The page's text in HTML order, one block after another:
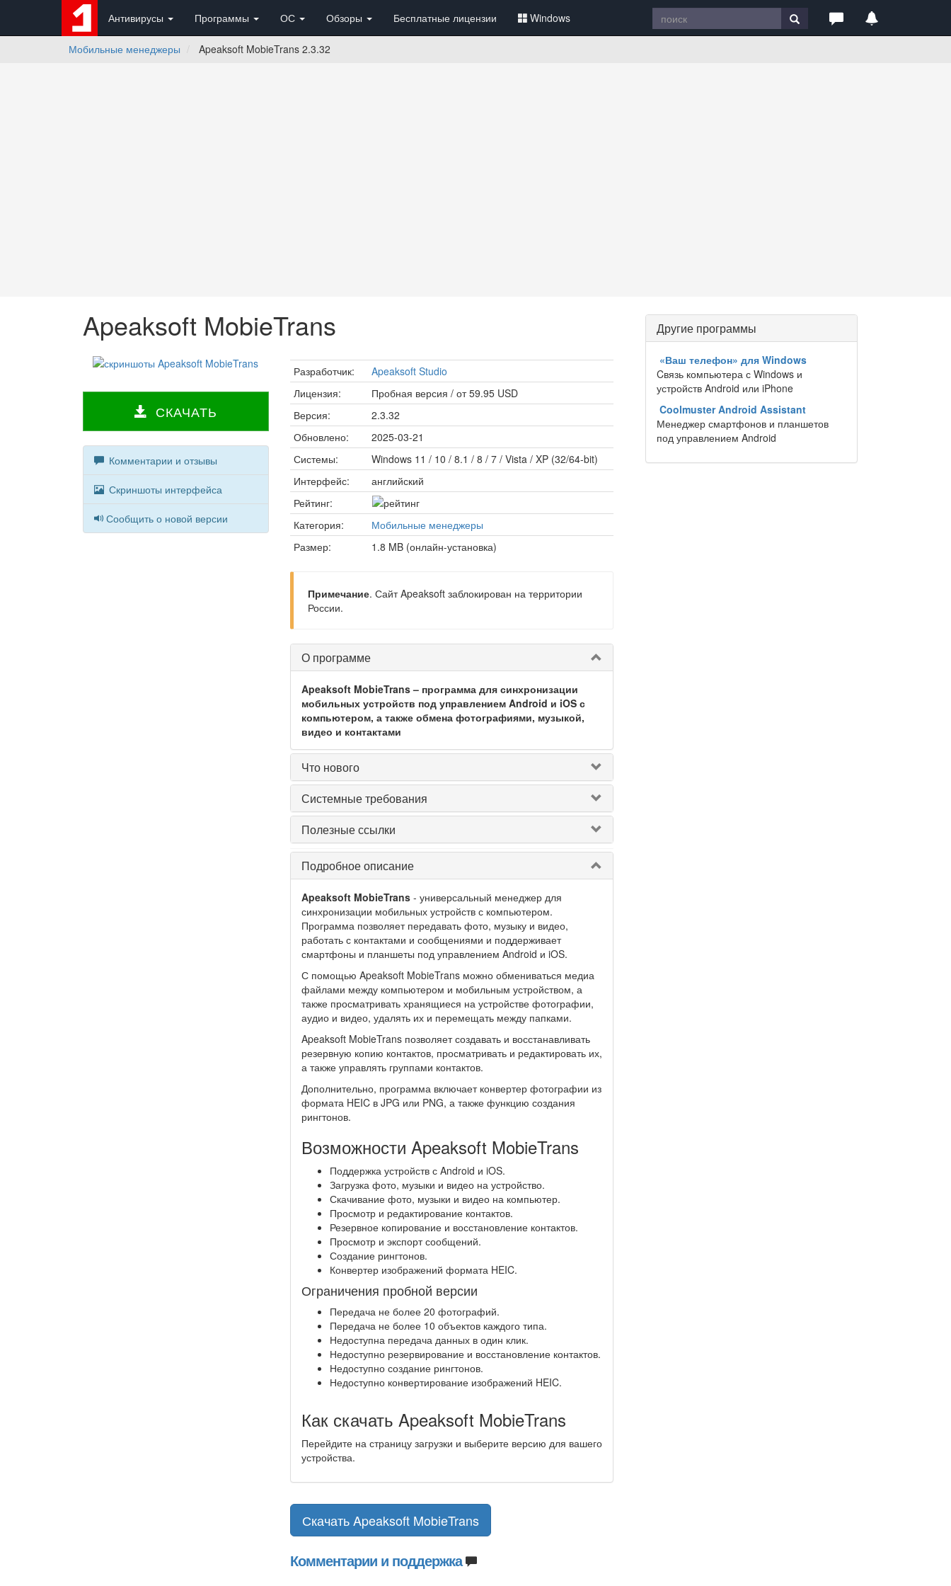
Антивирусы Программы ОС Обзоры Бесплатные лицензии Windows
Мобильные менеджеры Apeaksoft MobieTrans 2.3.32
Apeaksoft MobieTrans
СКАЧАТЬ
Комментарии и отзывы
Скриншоты интерфейса
Сообщить о новой версии
Разработчик:
Apeaksoft Studio
Лицензия:
Пробная версия / от 59.95 USD
Версия:
2.3.32
Обновлено:
2025-03-21
Системы:
Windows 11 / 10 / 8.1 / 8 / 7 / Vista / XP (32/64-bit)
Интерфейс:
английский
Рейтинг:
Категория:
Мобильные менеджеры
Размер:
1.8 MB (онлайн-установка)
Примечание. Сайт Apeaksoft заблокирован на территории
России.
О программе
Apeaksoft MobieTrans – программа для синхронизации
мобильных устройств под управлением Android и iOS с
компьютером, а также обмена фотографиями, музыкой,
видео и контактами
Что нового
Системные требования
Полезные ссылки
Подробное описание
Apeaksoft MobieTrans- универсальный менеджер для
синхронизации мобильных устройств с компьютером.
Программа позволяет передавать фото, музыку и видео,
работать с контактами и сообщениями и поддерживает
смартфоны и планшеты под управлением Android и iOS.
С помощью Apeaksoft MobieTrans можно обмениваться медиа
файлами между компьютером и мобильным устройством, а
также просматривать хранящиеся на устройстве фотографии,
аудио и видео, удалять их и перемещать между папками.
Apeaksoft MobieTrans позволяет создавать и восстанавливать
резервную копию контактов, просматривать и редактировать их,
а также управлять группами контактов.
Дополнительно, программа включает конвертер фотографии из
формата HEIC в JPG или PNG, а также функцию создания
рингтонов.
Возможности Apeaksoft MobieTrans
Поддержка устройств с Android и iOS.
Загрузка фото, музыки и видео на устройство.
Скачивание фото, музыки и видео на компьютер.
Просмотр и редактирование контактов.
Резервное копирование и восстановление контактов.
Просмотр и экспорт сообщений.
Создание рингтонов.
Конвертер изображений формата HEIC.
Ограничения пробной версии
Передача не более 20 фотографий.
Передача не более 10 объектов каждого типа.
Недоступна передача данных в один клик.
Недоступно резервирование и восстановление контактов.
Недоступно создание рингтонов.
Недоступно конвертирование изображений HEIC.
Как скачать Apeaksoft MobieTrans
Перейдите на страницу загрузки и выберите версию для вашего
устройства.
Скачать Apeaksoft MobieTrans
Комментарии и поддержка
Другие программы
«Ваш телефон» для Windows
Cвязь компьютера с Windows и
устройств Android или iPhone
Coolmuster Android Assistant
Менеджер смартфонов и планшетов
под управлением Android